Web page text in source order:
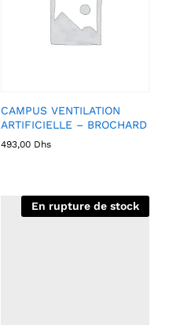
CAMPUS VENTILATION
ARTIFICIELLE – BROCHARD
493,00 Dhs
En rupture de stock